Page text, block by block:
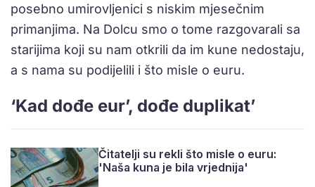
posebno umirovljenici s niskim mjesečnim
primanjima. Na Dolcu smo o tome razgovarali sa
starijima koji su nam otkrili da im kune nedostaju,
a s nama su podijelili i što misle o euru.
‘Kad dođe eur’, dođe duplikat’
Čitatelji su rekli što misle o euru:
'Naša kuna je bila vrjednija'